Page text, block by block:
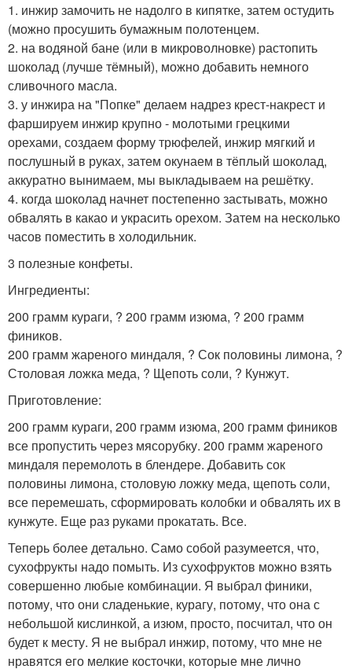
1. инжир замочить не надолго в кипятке, затем остудить
(можно просушить бумажным полотенцем.
2. на водяной бане (или в микроволновке) растопить
шоколад (лучше тёмный), можно добавить немного
сливочного масла.
3. у инжира на "Попке" делаем надрез крест-накрест и
фаршируем инжир крупно - молотыми грецкими
орехами, создаем форму трюфелей, инжир мягкий и
послушный в руках, затем окунаем в тёплый шоколад,
аккуратно вынимаем, мы выкладываем на решётку.
4. когда шоколад начнет постепенно застывать, можно
обвалять в какао и украсить орехом. Затем на несколько
часов поместить в холодильник.
3 полезные конфеты.
Ингредиенты:
200 грамм кураги, ? 200 грамм изюма, ? 200 грамм
фиников.
200 грамм жареного миндаля, ? Сок половины лимона, ?
Столовая ложка меда, ? Щепоть соли, ? Кунжут.
Приготовление:
200 грамм кураги, 200 грамм изюма, 200 грамм фиников
все пропустить через мясорубку. 200 грамм жареного
миндаля перемолоть в блендере. Добавить сок
половины лимона, столовую ложку меда, щепоть соли,
все перемешать, сформировать колобки и обвалять их в
кунжуте. Еще раз руками прокатать. Все.
Теперь более детально. Само собой разумеется, что,
сухофрукты надо помыть. Из сухофруктов можно взять
совершенно любые комбинации. Я выбрал финики,
потому, что они сладенькие, курагу, потому, что она с
небольшой кислинкой, а изюм, просто, посчитал, что он
будет к месту. Я не выбрал инжир, потому, что мне не
нравятся его мелкие косточки, которые мне лично